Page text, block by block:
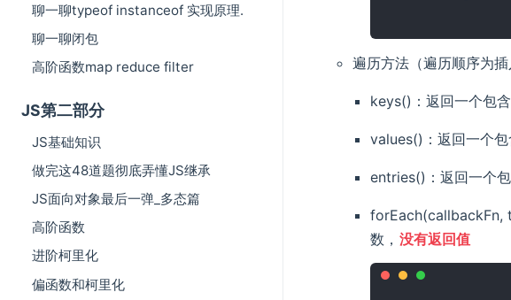
聊一聊typeof instanceof 实现原理.
聊一聊闭包
高阶函数map reduce filter
JS第二部分
JS基础知识
做完这48道题彻底弄懂JS继承
JS面向对象最后一弹_多态篇
高阶函数
进阶柯里化
偏函数和柯里化
遍历方法（遍历顺序为插
keys()：返回一个包
values()：返回一个
entries()：返回一个
forEach(callbackFn,
数， 没有返回值